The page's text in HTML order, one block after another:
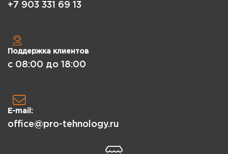
+7 903 331 69 13
Поддержка клиентов
с 08:00 до 18:00
E-mail:
office@pro-tehnology.ru